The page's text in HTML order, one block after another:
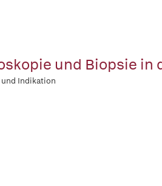
und Biopsie in
und Indikation